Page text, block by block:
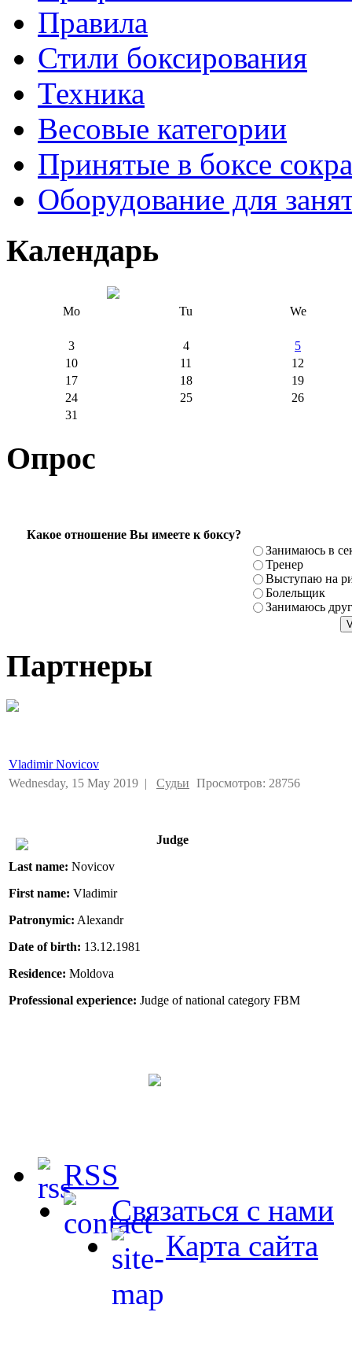
Правила
Стили боксирования
Техника
Весовые категории
Принятые в боксе
Оборудование для
Календарь
Mo Tu We
3 4
5
10
11
12
17
18
19
24
25
26
31
Опрос
Какое отношение Вы имеете к боксу?
Занимаюсь в
Тренер
Выступаю на
Болельщик
Занимаюсь
Партнеры
Vladimir Novicov
Просмотров: 28756
Wednesday, 15 May 2019 | Судьи
Judge
Last name: Novicov
First name: Vladimir
Patronymic: Alexandr
Date of birth: 13.12.1981
Residence: Moldova
Professional experience: Judge of national category FBM
RSS
Связаться с нами
Карта сайта